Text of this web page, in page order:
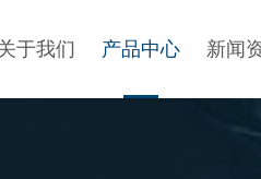
于我们 产品中心 新闻